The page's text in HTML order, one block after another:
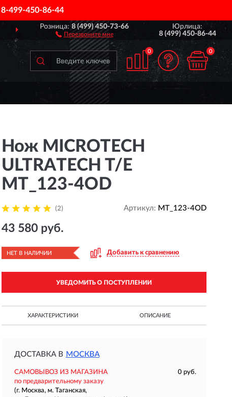
8-499-450-86-44
ДОСТАВИМПО ВСЕЙ РОССИИ
Розница:8 (499) 450-73-66
Перезвоните мне
Юрлица:
8 (499) 450-86-44
0 0
Нож MICROTECH
ULTRATECH T/E
MT_123-4OD
(2) Артикул: MT_123-4OD
43 580 руб.
НЕТ В НАЛИЧИИ Добавить к сравнению
УВЕДОМИТЬ О ПОСТУПЛЕНИИ
ХАРАКТЕРИСТИКИ ОПИСАНИЕ
ДОСТАВКА В МОСКВА
САМОВЫВОЗ ИЗ МАГАЗИНА
0 руб.
по предварительному заказу
(г. Москва, м. Таганская,